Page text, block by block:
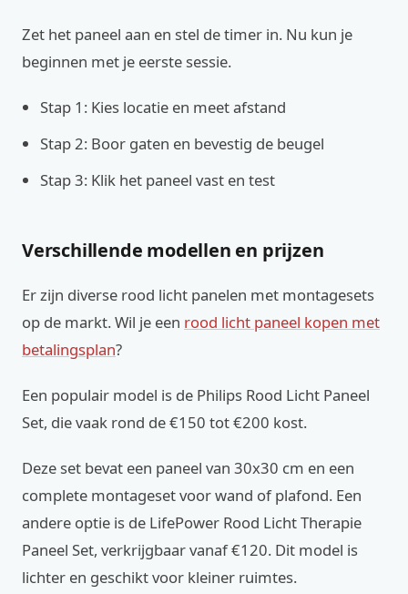
Zet het paneel aan en stel de timer in. Nu kun je
beginnen met je eerste sessie.
Stap 1: Kies locatie en meet afstand
Stap 2: Boor gaten en bevestig de beugel
Stap 3: Klik het paneel vast en test
Verschillende modellen en prijzen
Er zijn diverse rood licht panelen met montagesets
op de markt. Wil je een rood licht paneel kopen met
betalingsplan?
Een populair model is de Philips Rood Licht Paneel
Set, die vaak rond de €150 tot €200 kost.
Deze set bevat een paneel van 30x30 cm en een
complete montageset voor wand of plafond. Een
andere optie is de LifePower Rood Licht Therapie
Paneel Set, verkrijgbaar vanaf €120. Dit model is
lichter en geschikt voor kleiner ruimtes.